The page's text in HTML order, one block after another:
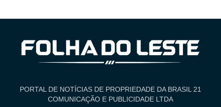
PORTAL DE NOTÍCIAS DE PROPRIEDADE DA BRASIL 21
COMUNICAÇÃO E PUBLICIDADE LTDA